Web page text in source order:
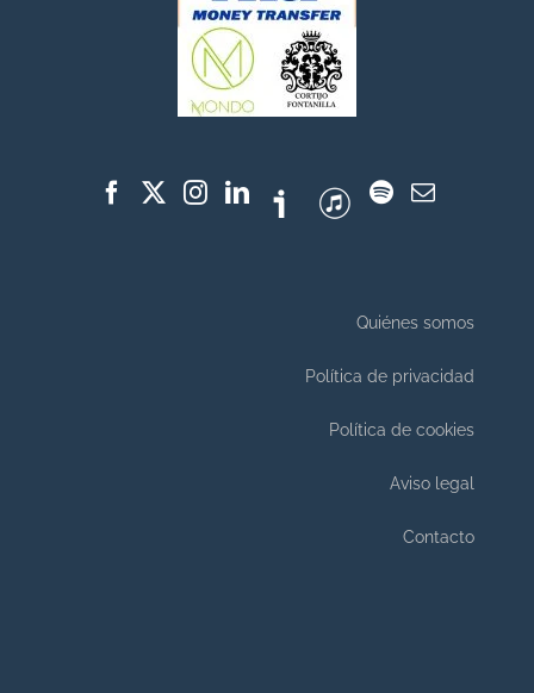
Quiénes somos
Política de privacidad
Política de cookies
Aviso legal
Contacto